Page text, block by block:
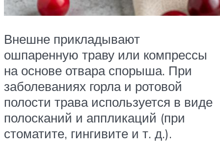
Внешне прикладывают
ошпаренную траву или компрессы
на основе отвара спорыша. При
заболеваниях горла и ротовой
полости трава используется в виде
полосканий и аппликаций (при
стоматите, гингивите и т. д.).